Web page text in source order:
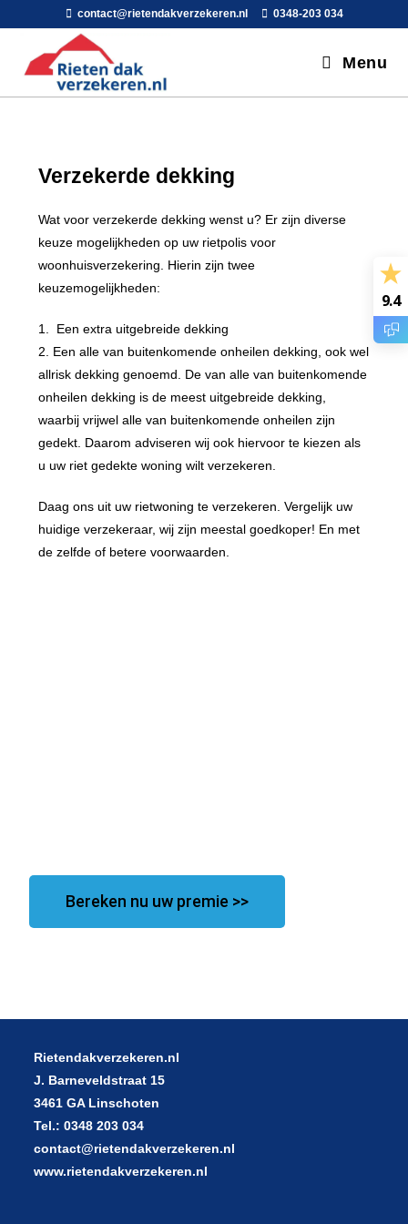
contact@rietendakverzekeren.nl 0348-203 034
Menu
Verzekerde dekking
Wat voor verzekerde dekking wenst u? Er zijn diverse
keuze mogelijkheden op uw rietpolis voor
woonhuisverzekering. Hierin zijn twee
keuzemogelijkheden:
1. Een extra uitgebreide dekking
2. Een alle van buitenkomende onheilen dekking, ook wel
allrisk dekking genoemd. De van alle van buitenkomende
onheilen dekking is de meest uitgebreide dekking,
waarbij vrijwel alle van buitenkomende onheilen zijn
gedekt. Daarom adviseren wij ook hiervoor te kiezen als
u uw riet gedekte woning wilt verzekeren.
Daag ons uit uw rietwoning te verzekeren. Vergelijk uw
huidige verzekeraar, wij zijn meestal goedkoper! En met
de zelfde of betere voorwaarden.
Bereken nu uw premie >>
Rietendakverzekeren.nl
J. Barneveldstraat 15
3461 GA Linschoten
Tel.: 0348 203 034
contact@rietendakverzekeren.nl
www.rietendakverzekeren.nl
9.4